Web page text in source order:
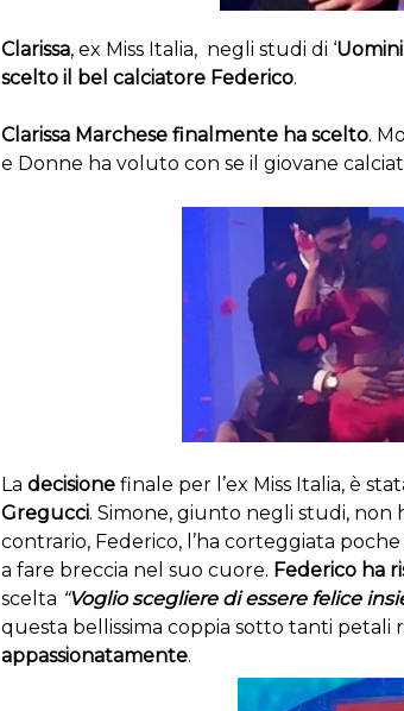
Clarissa, ex Miss Italia, negli studi di ‘
scelto il bel calciatore Federico.
Clarissa Marchese finalmente ha scelto.
e Donne ha voluto con se il giovane
La decisionefinale per l’ex Miss Italia, è
Gregucci. Simone, giunto negli studi, non
contrario, Federico, l’ha corteggiata
a fare breccia nel suo cuore. Federico ha
scelta “Voglio scegliere di essere felice
questa bellissima coppia sotto tanti petali
appassionatamente.